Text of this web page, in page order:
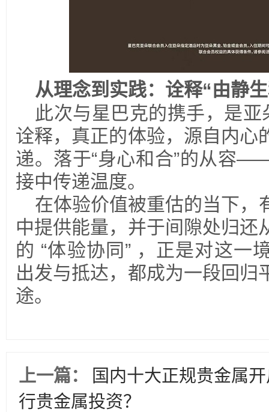
从理念到实践：诠释“由静
此次与星巴克的携手，是亚
诠释，真正的体验，源自内心
递。落于“身心和合”的从容
接中传递温度。
在体验价值被重估的当下，
中提供能量，并于间隙处归还
的 “体验协同” ，正是对这
出发与抵达，都成为一段回归
途。
上一篇：
国内十大正规贵金属
行贵金属投资？